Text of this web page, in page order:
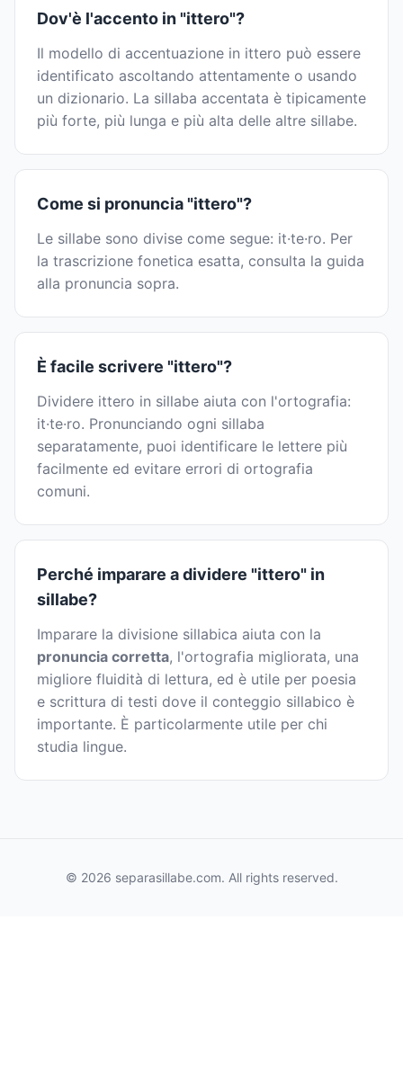
Dov'è l'accento in "ittero"?
Il modello di accentuazione in ittero può essere
identificato ascoltando attentamente o usando
un dizionario. La sillaba accentata è tipicamente
più forte, più lunga e più alta delle altre sillabe.
Come si pronuncia "ittero"?
Le sillabe sono divise come segue: it·te·ro. Per
la trascrizione fonetica esatta, consulta la guida
alla pronuncia sopra.
È facile scrivere "ittero"?
Dividere ittero in sillabe aiuta con l'ortografia:
it·te·ro. Pronunciando ogni sillaba
separatamente, puoi identificare le lettere più
facilmente ed evitare errori di ortografia
comuni.
Perché imparare a dividere "ittero" in
sillabe?
Imparare la divisione sillabica aiuta con la
pronuncia corretta, l'ortografia migliorata, una
migliore fluidità di lettura, ed è utile per poesia
e scrittura di testi dove il conteggio sillabico è
importante. È particolarmente utile per chi
studia lingue.
© 2026 separasillabe.com. All rights reserved.